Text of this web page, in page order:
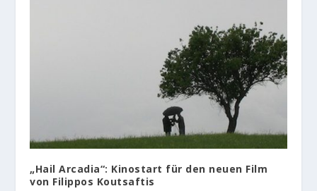
„Hail Arcadia“: Kinostart für den neuen Film
von Filippos Koutsaftis